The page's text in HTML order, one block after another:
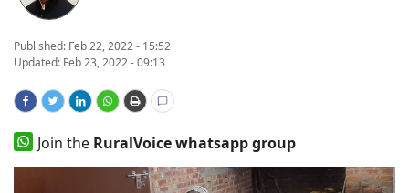
States
Events
Agribusiness
Published: Feb 22, 2022 - 15:52
Updated: Feb 23, 2022 - 09:13
Join the RuralVoice whatsapp group